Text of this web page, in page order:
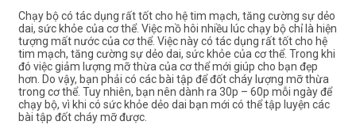
Chạy bộ có tác dụng rất tốt cho hệ tim mạch, tăng cường sự dẻo
dai, sức khỏe của cơ thể. Việc mồ hôi nhiều lúc chạy bộ chỉ là hiện
tượng mất nước của cơ thể. Việc này có tác dụng rất tốt cho hệ
tim mạch, tăng cường sự dẻo dai, sức khỏe của cơ thể. Trong khi
đó việc giảm lượng mỡ thừa của cơ thể mới giúp cho bạn đẹp
hơn. Do vậy, bạn phải có các bài tập để đốt cháy lượng mỡ thừa
trong cơ thể. Tuy nhiên, bạn nên dành ra 30p – 60p mỗi ngày để
chạy bộ, vì khi có sức khỏe dẻo dai bạn mới có thể tập luyện các
bài tập đốt cháy mỡ được.